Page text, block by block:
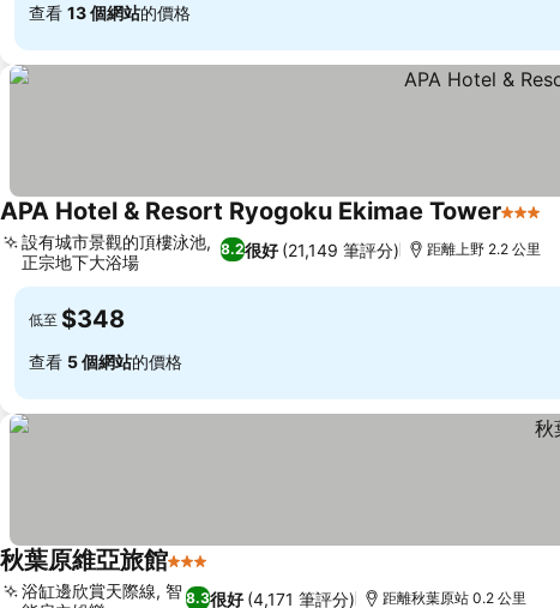
查看 13 個網站的價格
APA Hotel & Resort Ryogoku Ekimae Tower3 星級
8.2很好 (21,149 筆評分)
設有城市景觀的頂樓泳池,
正宗地下大浴場
距離上野 2.2 公里
低至 $348
查看 5 個網站的價格
秋葉原維亞旅館3 星級
8.3很好 (4,171 筆評分)
浴缸邊欣賞天際線, 智
距離秋葉原站 0.2 公里